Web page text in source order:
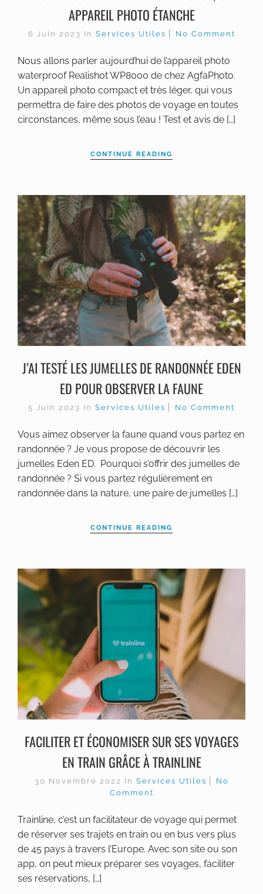
APPAREIL PHOTO ÉTANCHE
6 Juin 2023 In Services Utiles No Comment
Nous allons parler aujourd’hui de l’appareil photo
waterproof Realishot WP8000 de chez AgfaPhoto.
Un appareil photo compact et très léger, qui vous
permettra de faire des photos de voyage en toutes
circonstances, même sous l’eau ! Test et avis de […]
CONTINUE READING
J’AI TESTÉ LES JUMELLES DE RANDONNÉE EDEN
ED POUR OBSERVER LA FAUNE
5 Juin 2023 In Services Utiles No Comment
Vous aimez observer la faune quand vous partez en
randonnée ? Je vous propose de découvrir les
jumelles Eden ED. Pourquoi s’offrir des jumelles de
randonnée ? Si vous partez régulièrement en
randonnée dans la nature, une paire de jumelles […]
CONTINUE READING
FACILITER ET ÉCONOMISER SUR SES VOYAGES
EN TRAIN GRÂCE À TRAINLINE
30 Novembre 2022 In Services Utiles
No
Comment
Trainline, c’est un facilitateur de voyage qui permet
de réserver ses trajets en train ou en bus vers plus
de 45 pays à travers l’Europe. Avec son site ou son
app, on peut mieux préparer ses voyages, faciliter
ses réservations, […]